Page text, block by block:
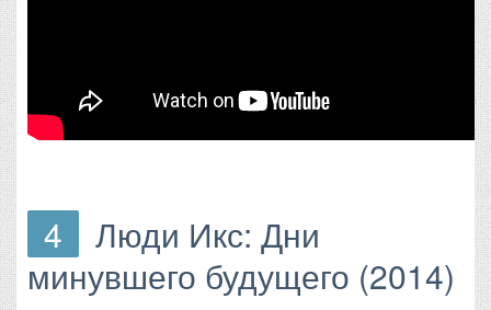
4
Люди Икс: Дни
минувшего будущего (2014)